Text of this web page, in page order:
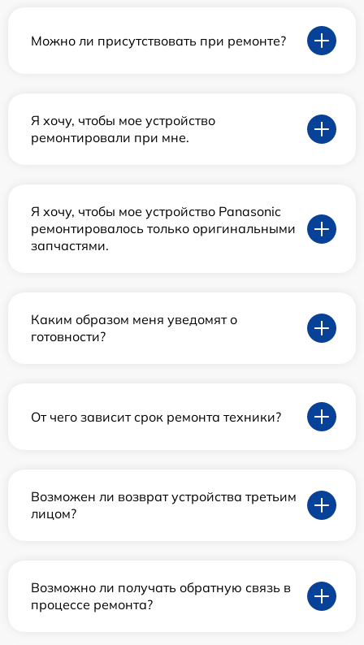
Можно ли присутствовать при ремонте?
Я хочу, чтобы мое устройство
ремонтировали при мне.
Я хочу, чтобы мое устройство Panasonic
ремонтировалось только оригинальными
запчастями.
Каким образом меня уведомят о
готовности?
От чего зависит срок ремонта техники?
Возможен ли возврат устройства третьим
лицом?
Возможно ли получать обратную связь в
процессе ремонта?